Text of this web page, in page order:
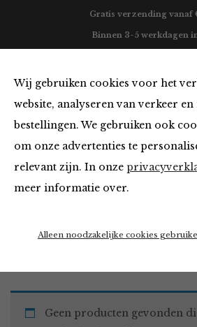
Wij gebruiken cookies voor het
website, analyseren van verkeer
bestellingen. We gebruiken ook
om onze advertenties te
relevant zijn. In onze
meer informatie over.
Alleen noodzakelijke cookies
Gratis verzending vanaf
Binnen 3-5 werkdagen
Tops en Blouses
Home Winkel Kleding
Geen producten gevonden